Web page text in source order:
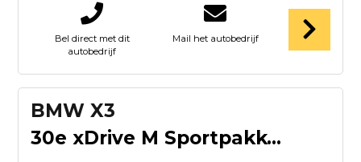
Bel direct met dit
autobedrijf
Mail het autobedrijf
BMW X3
30e xDrive M Sportpakket Pro | Professional Pack | Premium P